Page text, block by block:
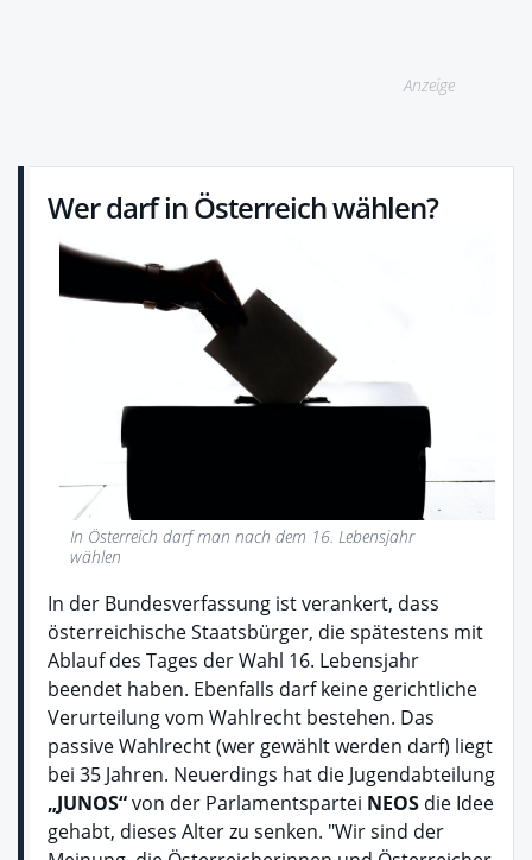
Anzeige
Wer darf in Österreich wählen?
In Österreich darf man nach dem 16. Lebensjahr
wählen
In der Bundesverfassung ist verankert, dass
österreichische Staatsbürger, die spätestens mit
Ablauf des Tages der Wahl 16. Lebensjahr
beendet haben. Ebenfalls darf keine gerichtliche
Verurteilung vom Wahlrecht bestehen. Das
passive Wahlrecht (wer gewählt werden darf) liegt
bei 35 Jahren. Neuerdings hat die Jugendabteilung
„JUNOS“von der Parlamentspartei NEOS die Idee
gehabt, dieses Alter zu senken. "Wir sind der